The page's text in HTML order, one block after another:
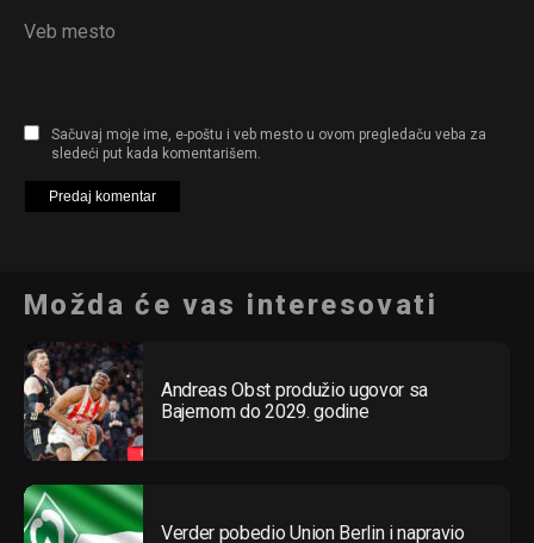
Veb mesto
Sačuvaj moje ime, e-poštu i veb mesto u ovom pregledaču veba za
sledeći put kada komentarišem.
Možda će vas interesovati
Andreas Obst produžio ugovor sa
Bajernom do 2029. godine
Verder pobedio Union Berlin i napravio